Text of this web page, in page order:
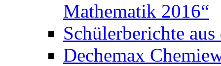
Mathematik 2016“
Schülerberichte
Dechemax